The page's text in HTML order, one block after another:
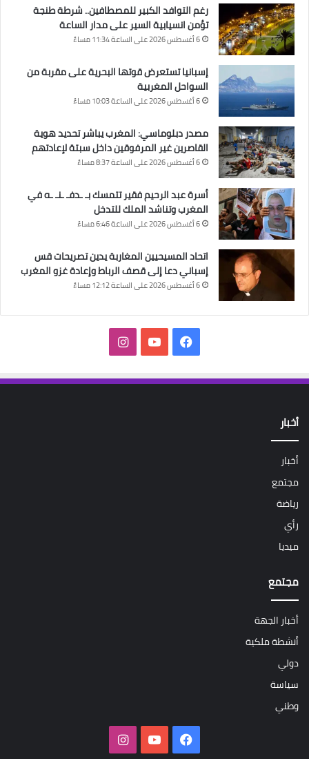
رغم التوافد الكبير للمصطافين.. شرطة طنجة
تؤمن انسيابية السير على مدار الساعة
6 أغسطس 2026 على الساعة 11:34 مساءً
إسبانيا تستعرض قوتها البحرية على مقربة من
السواحل المغربية
6 أغسطس 2026 على الساعة 10:03 مساءً
مصدر دبلوماسي: المغرب يباشر تحديد هوية
القاصرين غير المرفوقين داخل سبتة لإعادتهم
6 أغسطس 2026 على الساعة 8:37 مساءً
أسرة عبد الرحيم فقير تتمسك بـ ـدفـ ـنـ ـه في
المغرب وتناشد الملك للتدخل
6 أغسطس 2026 على الساعة 6:46 مساءً
اتحاد المسيحيين المغاربة يدين تصريحات قس
إسباني دعا إلى قصف الرباط وإعادة غزو المغرب
6 أغسطس 2026 على الساعة 12:12 مساءً
فيسبوك‫YouTubeانستقرام
أخبار
أخبار
مجتمع
رياضة
رأي
ميديا
مجتمع
أخبار الجهة
أنشطة ملكية
دولي
سياسة
وطني
فيسبوك‫YouTubeانستقرام